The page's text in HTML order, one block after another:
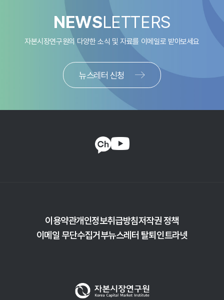
NEWSLETTERS
자본시장연구원의 다양한 소식 및 자료를 이메일로 받아보세요
뉴스레터 신청
이용약관개인정보취급방침저작권 정책
이메일 무단수집거부뉴스레터 탈퇴 인트라넷